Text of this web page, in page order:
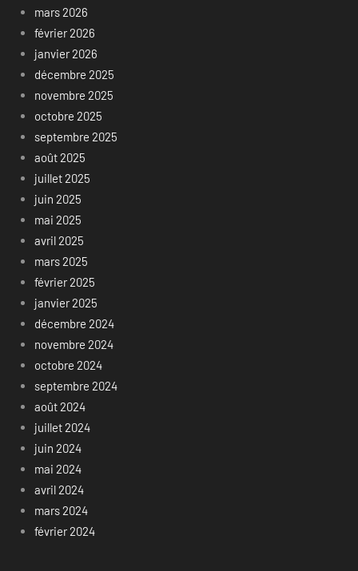
mars 2026
février 2026
janvier 2026
décembre 2025
novembre 2025
octobre 2025
septembre 2025
août 2025
juillet 2025
juin 2025
mai 2025
avril 2025
mars 2025
février 2025
janvier 2025
décembre 2024
novembre 2024
octobre 2024
septembre 2024
août 2024
juillet 2024
juin 2024
mai 2024
avril 2024
mars 2024
février 2024